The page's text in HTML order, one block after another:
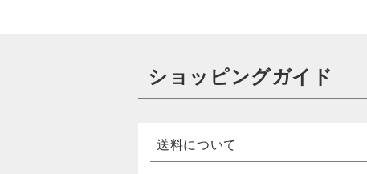
ショッピングガイド
送料について